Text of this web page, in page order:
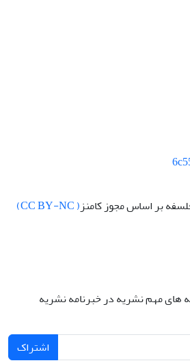
بر اساس مجوز کامنز( CC BY-NC)
های مهم نشریه در خبرنامه نشریه
اشتراک